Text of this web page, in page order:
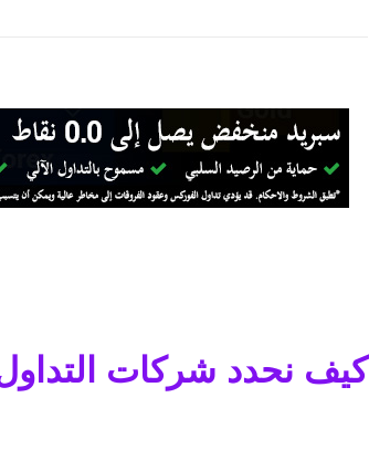
كيف نحدد شركات